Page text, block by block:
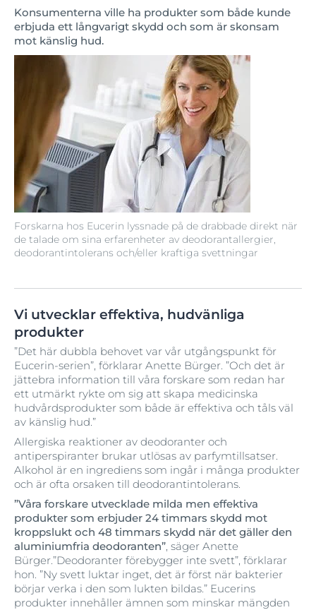
Forskarna hos Eucerin lyssnade på de drabbade direkt när
de talade om sina erfarenheter av deodorantallergier,
deodorantintolerans och/eller kraftiga svettningar
Konsumenterna ville ha produkter som både kunde
erbjuda ett långvarigt skydd och som är skonsam
mot känslig hud.
Vi utvecklar effektiva, hudvänliga
produkter
”Det här dubbla behovet var vår utgångspunkt för
Eucerin-serien”, förklarar Anette Bürger. ”Och det är
jättebra information till våra forskare som redan har
ett utmärkt rykte om sig att skapa medicinska
hudvårdsprodukter som både är effektiva och tåls väl
av känslig hud.”
Allergiska reaktioner av deodoranter och
antiperspiranter brukar utlösas av parfymtillsatser.
Alkohol är en ingrediens som ingår i många produkter
och är ofta orsaken till deodorantintolerans.
”Våra forskare utvecklade milda men effektiva
produkter som erbjuder 24 timmars skydd mot
kroppslukt och 48 timmars skydd när det gäller den
aluminiumfria deodoranten”, säger Anette
Bürger.”Deodoranter förebygger inte svett”, förklarar
hon. ”Ny svett luktar inget, det är först när bakterier
börjar verka i den som lukten bildas.” Eucerins
produkter innehåller ämnen som minskar mängden